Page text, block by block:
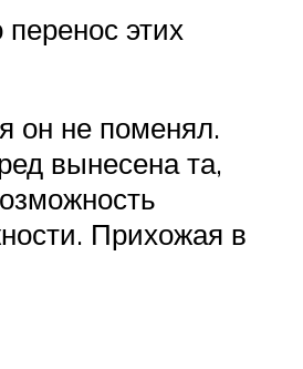
этих
он не поменял.
вынесена та,
Прихожая в